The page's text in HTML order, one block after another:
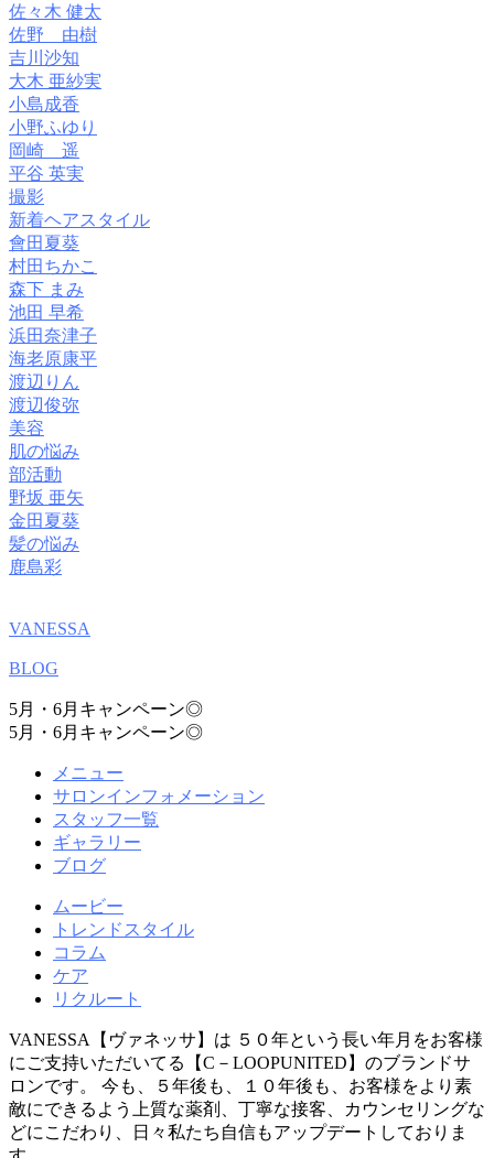
佐々木 健太
佐野 由樹
吉川沙知
大木 亜紗実
小島成香
小野ふゆり
岡崎 遥
平谷 英実
撮影
新着ヘアスタイル
會田夏葵
村田ちかこ
森下 まみ
池田 早希
浜田奈津子
海老原康平
渡辺りん
渡辺俊弥
美容
肌の悩み
部活動
野坂 亜矢
金田夏葵
髪の悩み
鹿島彩
VANESSA
BLOG
5月・6月キャンペーン◎
5月・6月キャンペーン◎
メニュー
サロンインフォメーション
スタッフ一覧
ギャラリー
ブログ
ムービー
トレンドスタイル
コラム
ケア
リクルート
VANESSA【ヴァネッサ】は ５０年という長い年月をお客様
にご支持いただいてる【C－LOOPUNITED】のブランドサ
ロンです。 今も、５年後も、１０年後も、お客様をより素
敵にできるよう上質な薬剤、丁寧な接客、カウンセリングな
どにこだわり、日々私たち自信もアップデートしておりま